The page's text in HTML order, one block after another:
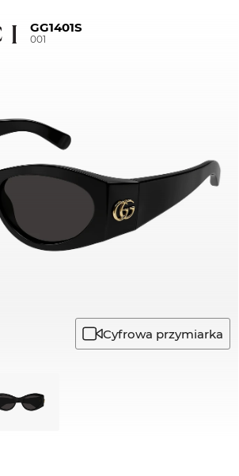
GG1401S
001
Cyfrowa przymiarka